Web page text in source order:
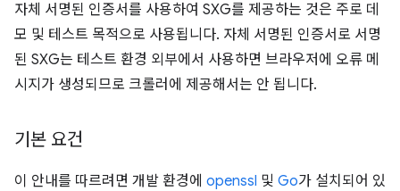
자체 서명된 인증서를 사용하여 SXG를 제공하는 것은 주로 데
모 및 테스트 목적으로 사용됩니다. 자체 서명된 인증서로 서명
된 SXG는 테스트 환경 외부에서 사용하면 브라우저에 오류 메
시지가 생성되므로 크롤러에 제공해서는 안 됩니다.
기본 요건
이 안내를 따르려면 개발 환경에 openssl 및 Go가 설치되어 있